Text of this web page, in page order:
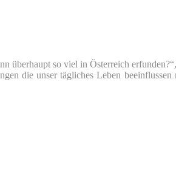
so viel in Österreich
die unser tägliches Leben